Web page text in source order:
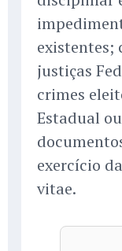
existentes;
justiças
crimes
Estadual
exercício
vitae.